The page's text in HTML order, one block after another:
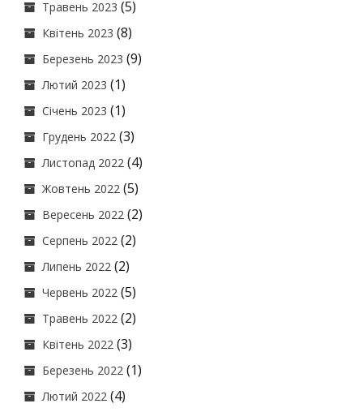
Травень 2023 (5)
Квітень 2023 (8)
Березень 2023 (9)
Лютий 2023 (1)
Січень 2023 (1)
Грудень 2022 (3)
Листопад 2022 (4)
Жовтень 2022 (5)
Вересень 2022 (2)
Серпень 2022 (2)
Липень 2022 (2)
Червень 2022 (5)
Травень 2022 (2)
Квітень 2022 (3)
Березень 2022 (1)
Лютий 2022 (4)